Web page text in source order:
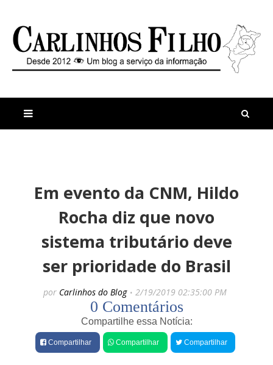
Em evento da CNM, Hildo
Rocha diz que novo
sistema tributário deve
ser prioridade do Brasil
por Carlinhos do Blog 2/19/2019 02:35:00 PM
0 Comentários
Compartilhe essa Notícia:
Compartilhar Compartilhar Compartilhar